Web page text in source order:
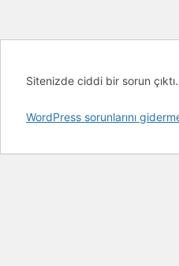
Sitenizde ciddi bir sorun çıktı.
WordPress sorunlarını